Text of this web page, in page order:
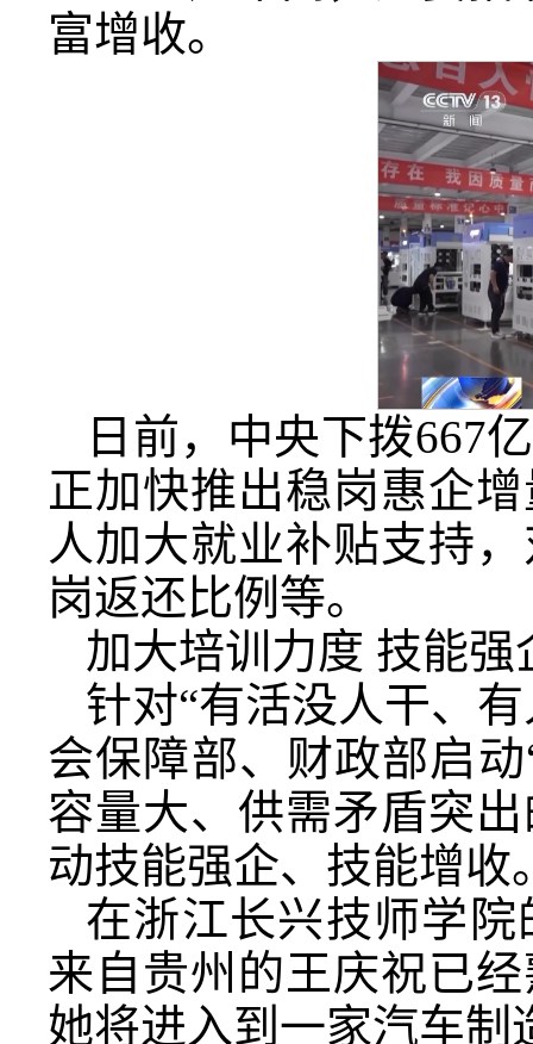
富增收。
日前，中央下拨667
正加快推出稳岗惠企
人加大就业补贴支持
岗返还比例等。
加大培训力度 技能强
针对“有活没人干、
会保障部、财政部启
容量大、供需矛盾突
动技能强企、技能增收
在浙江长兴技师学
来自贵州的王庆祝已
她将进入到一家汽车制